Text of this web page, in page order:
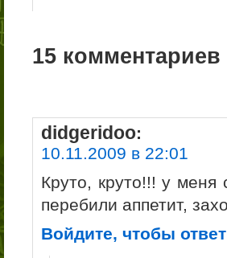
15 комментариев
didgeridoo:
10.11.2009 в 22:01
Круто, круто!!! у
перебили аппетит,
Войдите, чтобы